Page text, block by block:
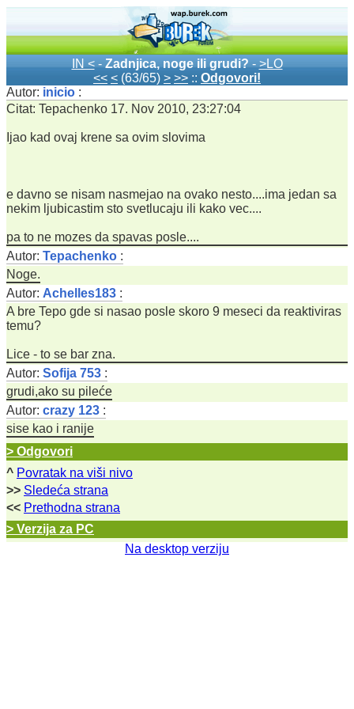
IN <- Zadnjica, noge ili grudi? - >LO
<< < (63/65) > >> :: Odgovori!
Autor: inicio :
Citat: Tepachenko 17. Nov 2010, 23:27:04
Ijao kad ovaj krene sa ovim slovima
e davno se nisam nasmejao na ovako nesto....ima jedan sa
nekim ljubicastim sto svetlucaju ili kako vec....
pa to ne mozes da spavas posle....
Autor: Tepachenko :
Noge.
Autor: Achelles183 :
A bre Tepo gde si nasao posle skoro 9 meseci da reaktiviras
temu?
Lice - to se bar zna.
Autor: Sofija 753 :
grudi,ako su pileće
Autor: crazy 123 :
sise kao i ranije
> Odgovori
^ Povratak na viši nivo
>> Sledeća strana
<< Prethodna strana
> Verzija za PC
Na desktop verziju